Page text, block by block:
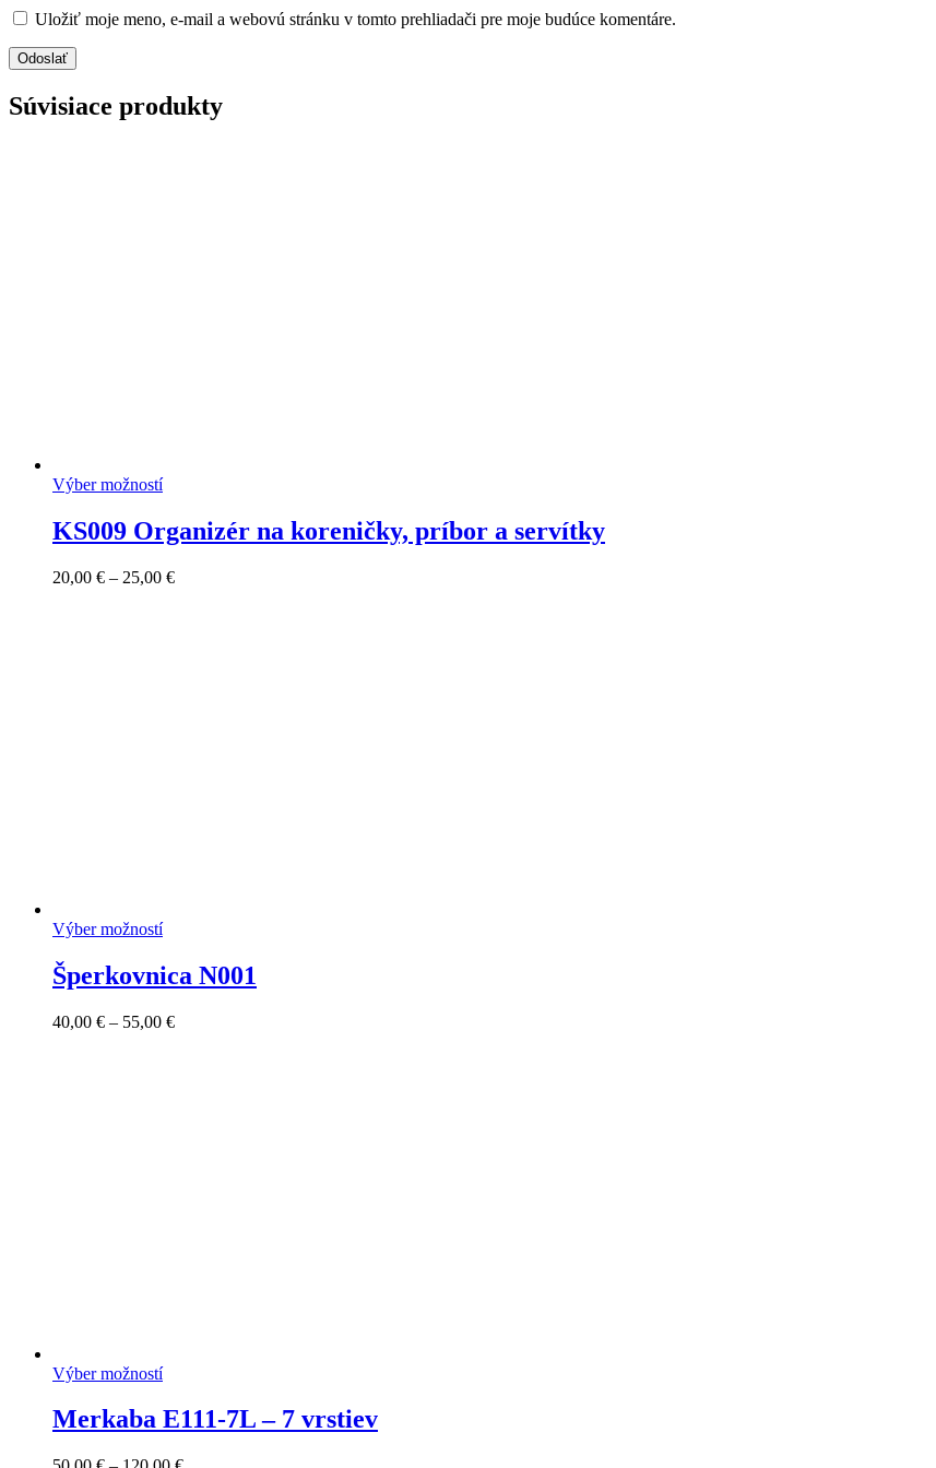
Uložiť moje meno, e-mail a webovú stránku v tomto prehliadači pre moje budúce komentáre.
Súvisiace produkty
Výber možností
KS009 Organizér na koreničky, príbor a servítky
20,00 € – 25,00 €Price
Výber možností
Šperkovnica N001
40,00 € – 55,00 €Price
Výber možností
Merkaba E111-7L – 7 vrstiev